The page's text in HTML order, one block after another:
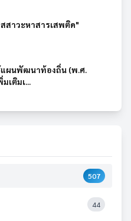
สาวะหาสารเสพติด"
ผนพัฒนาท้องถิ่น (พ.ศ.
เติมเ...
507
44